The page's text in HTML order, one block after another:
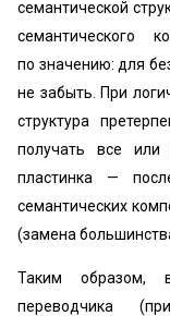
семантической
семантического
по значению: для
не забыть. При
структура
получать все
пластинка —
семантических
(замена
Таким образом,
переводчика